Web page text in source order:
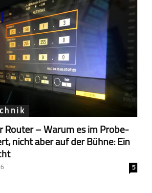
Router – Warum es im Probe­
nicht aber auf der Bühne: Ein
5